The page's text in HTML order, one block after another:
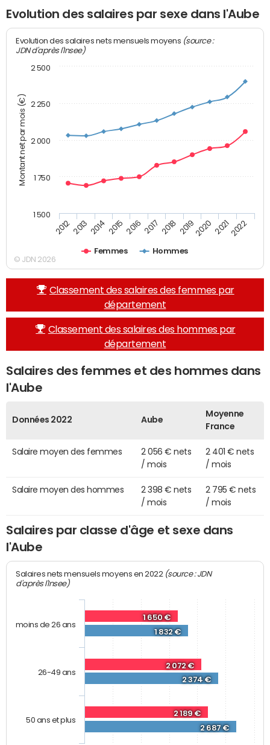
Evolution des salaires par sexe dans l'Aube
Montant net par mois (€)
Evolution des salaires nets mensuels moyens (source :
JDN d'après l'Insee)
Femmes Hommes
2012 2013 2014 2015 2016 2017 2018 20192020 20212022
2 000
1 500
1 750
2 250
2 500
© JDN 2026
Classement des salaires des femmes par
département
Classement des salaires des hommes par
département
Salaires des femmes et des hommes dans
l'Aube
Données 2022 Aube
Moyenne
France
Salaire moyen des femmes
2 056 € nets
/ mois
2 401 € nets
/ mois
Salaire moyen des hommes
2 398 € nets
/ mois
2 795 € nets
/ mois
Salaires par classe d'âge et sexe dans
l'Aube
Salaires nets mensuels moyens en 2022 (source : JDN
d'après l'Insee)
1 650 €
2 072 €
2 189 €
1 832 €
2 374 €
2 687 €
moins de 26 ans
26-49 ans
50 ans et plus